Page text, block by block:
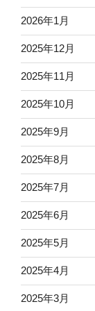
2026年1月
2025年12月
2025年11月
2025年10月
2025年9月
2025年8月
2025年7月
2025年6月
2025年5月
2025年4月
2025年3月